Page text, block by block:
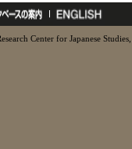
Center for Japanese